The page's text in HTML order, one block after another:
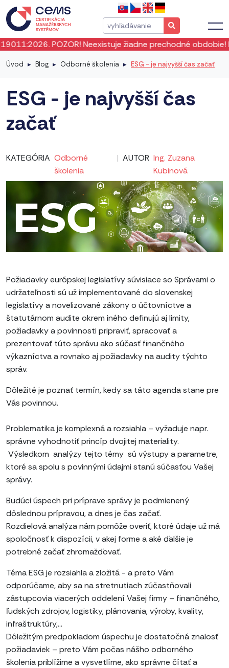
POZOR! Neexistuje žiadne prechodné obdobie! ISO
Úvod Blog Odborné školenia ESG - je najvyšší čas začať
ESG - je najvyšší čas
začať
KATEGÓRIA Odborné
školenia
| AUTOR Ing. Zuzana
Kubinová
Požiadavky európskej legislatívy súvisiace so Správami o
udržateľnosti sú už implementované do slovenskej
legislatívy a novelizované zákony o účtovníctve a
štatutárnom audite okrem iného definujú aj limity,
požiadavky a povinnosti pripraviť, spracovať a
prezentovať túto správu ako súčasť finančného
výkazníctva a rovnako aj požiadavky na audity týchto
správ.
Dôležité je poznať termín, kedy sa táto agenda stane pre
Vás povinnou.
Problematika je komplexná a rozsiahla – vyžaduje napr.
správne vyhodnotiť princíp dvojitej materiality.
Výsledkom analýzy tejto témy sú výstupy a parametre,
ktoré sa spolu s povinnými údajmi stanú súčasťou Vašej
správy.
Budúci úspech pri príprave správy je podmienený
dôslednou prípravou, a dnes je čas začať.
Rozdielová analýza nám pomôže overiť, ktoré údaje už má
spoločnosť k dispozícii, v akej forme a aké ďalšie je
potrebné začať zhromažďovať.
Téma ESG je rozsiahla a zložitá - a preto Vám
odporúčame, aby sa na stretnutiach zúčastňovali
zástupcovia viacerých oddelení Vašej firmy – finančného,
ľudských zdrojov, logistiky, plánovania, výroby, kvality,
infraštruktúry,...
Dôležitým predpokladom úspechu je dostatočná znalosť
požiadaviek – preto Vám počas nášho odborného
školenia priblížime a vysvetlíme, ako správne čítať a